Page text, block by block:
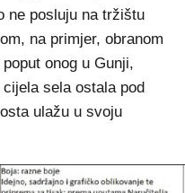
ne posluju na tržištu
na primjer, obranom
onog u Gunji,
sela ostala pod
ulažu u svoju